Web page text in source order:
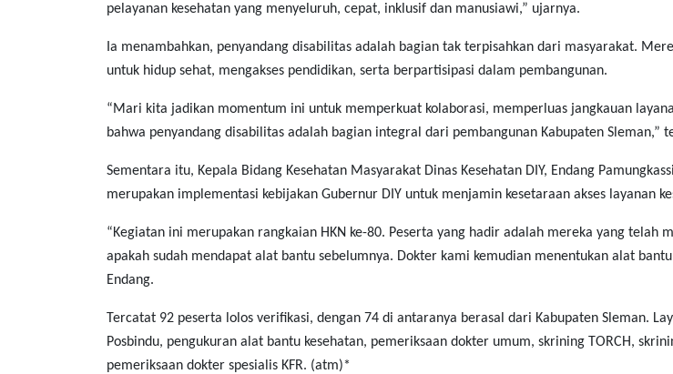
pelayanan kesehatan yang menyeluruh, cepat, inklusif dan manusiawi,” ujarnya.
Ia menambahkan, penyandang disabilitas adalah bagian tak terpisahkan dari masyarakat.
untuk hidup sehat, mengakses pendidikan, serta berpartisipasi dalam pembangunan.
“Mari kita jadikan momentum ini untuk memperkuat kolaborasi, memperluas jangkauan
bahwa penyandang disabilitas adalah bagian integral dari pembangunan Kabupaten Sleman,”
Sementara itu, Kepala Bidang Kesehatan Masyarakat Dinas Kesehatan DIY, Endang
merupakan implementasi kebijakan Gubernur DIY untuk menjamin kesetaraan akses layanan
“Kegiatan ini merupakan rangkaian HKN ke-80. Peserta yang hadir adalah mereka yang telah
apakah sudah mendapat alat bantu sebelumnya. Dokter kami kemudian menentukan alat
Endang.
Tercatat 92 peserta lolos verifikasi, dengan 74 di antaranya berasal dari Kabupaten Sleman.
Posbindu, pengukuran alat bantu kesehatan, pemeriksaan dokter umum, skrining TORCH,
pemeriksaan dokter spesialis KFR. (atm)*